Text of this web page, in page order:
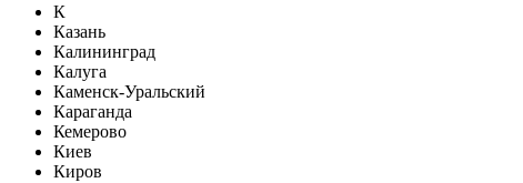
К
Казань
Калининград
Калуга
Каменск-Уральский
Караганда
Кемерово
Киев
Киров